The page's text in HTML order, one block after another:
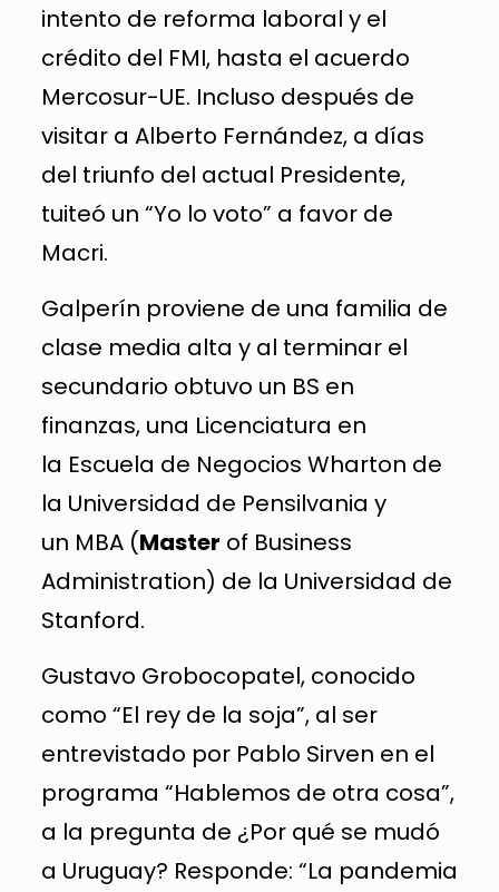
intento de reforma laboral y el
crédito del FMI, hasta el acuerdo
Mercosur-UE. Incluso después de
visitar a Alberto Fernández, a días
del triunfo del actual Presidente,
tuiteó un “Yo lo voto” a favor de
Macri.
Galperín proviene de una familia de
clase media alta y al terminar el
secundario obtuvo un BS en
finanzas, una Licenciatura en
la Escuela de Negocios Wharton de
la Universidad de Pensilvania y
un MBA (Master of Business
Administration) de la Universidad de
Stanford.
Gustavo Grobocopatel, conocido
como “El rey de la soja”, al ser
entrevistado por Pablo Sirven en el
programa “Hablemos de otra cosa”,
a la pregunta de ¿Por qué se mudó
a Uruguay? Responde: “La pandemia